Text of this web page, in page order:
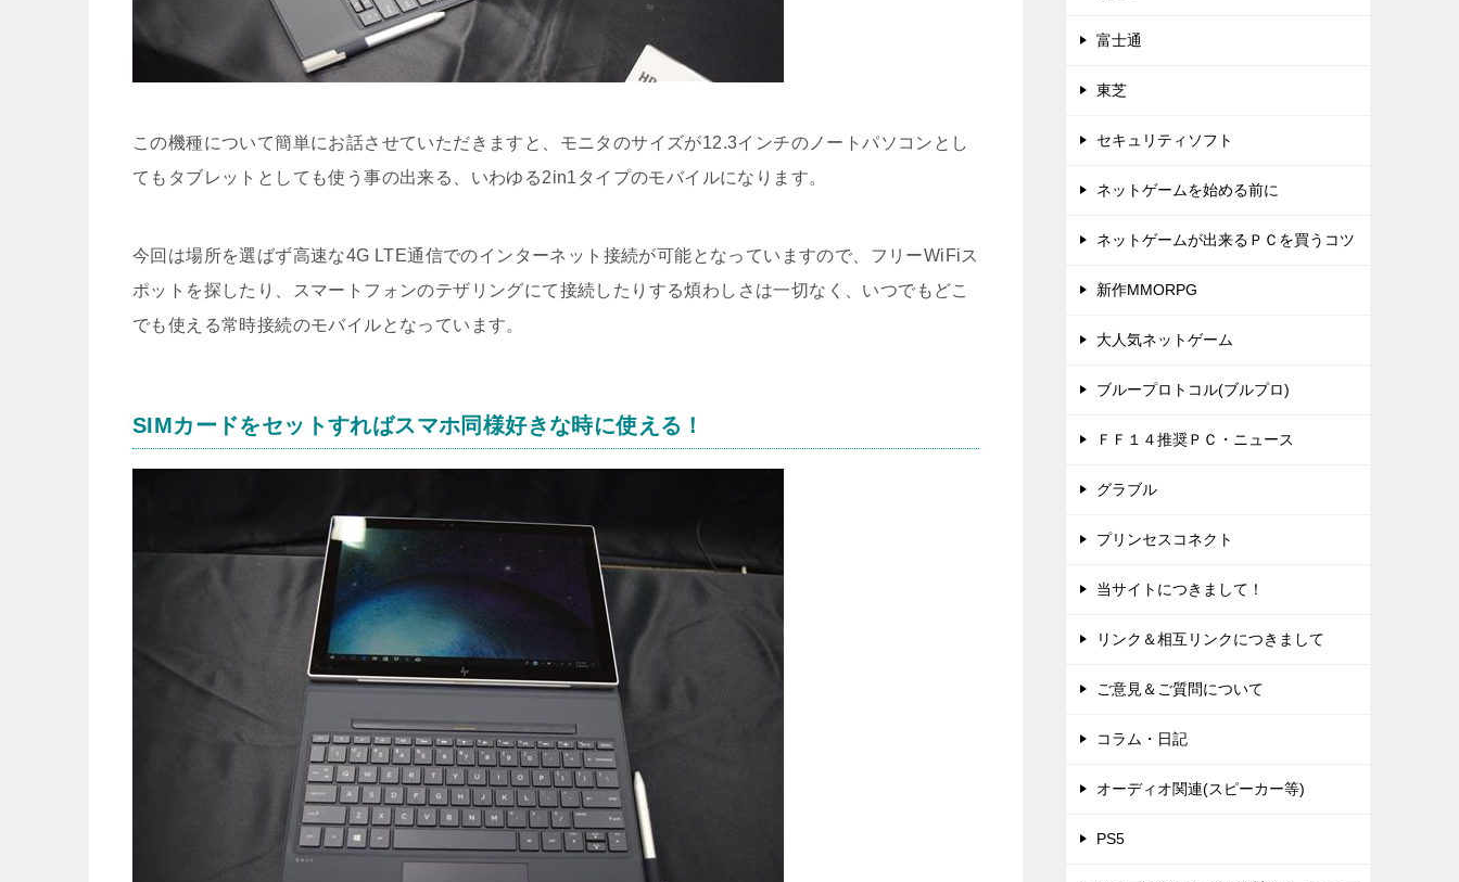
この機種について簡単にお話させていただきますと、モニタのサイズが12.3インチのノートパソコンとし
てもタブレットとしても使う事の出来る、いわゆる2in1タイプのモバイルになります。
今回は場所を選ばず高速な4G LTE通信でのインターネット接続が可能となっていますので、フリーWiFiス
ポットを探したり、スマートフォンのテザリングにて接続したりする煩わしさは一切なく、いつでもどこ
でも使える常時接続のモバイルとなっています。
SIMカードをセットすればスマホ同様好きな時に使える！
富士通
東芝
セキュリティソフト
ネットゲームを始める前に
ネットゲームが出来るＰＣを買うコツ
新作MMORPG
大人気ネットゲーム
ブループロトコル(ブルプロ)
ＦＦ１４推奨ＰＣ・ニュース
グラブル
プリンセスコネクト
当サイトにつきまして！
リンク＆相互リンクにつきまして
ご意見＆ご質問について
コラム・日記
オーディオ関連(スピーカー等)
PS5